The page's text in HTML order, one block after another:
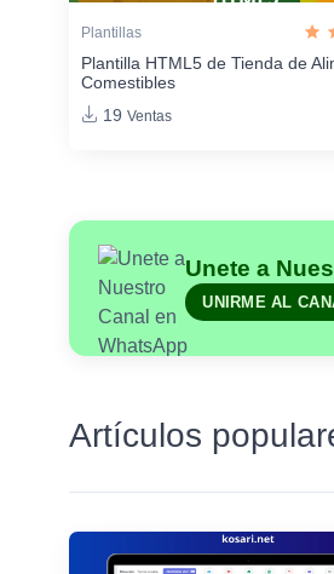
Plantillas
Plantilla HTML5 de Tienda de
Comestibles
19 Ventas
Unete a
UNIRME AL
Artículos